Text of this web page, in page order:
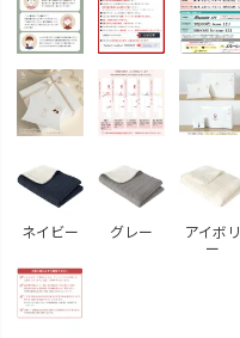
ネイビー グレー
アイボリ
ー